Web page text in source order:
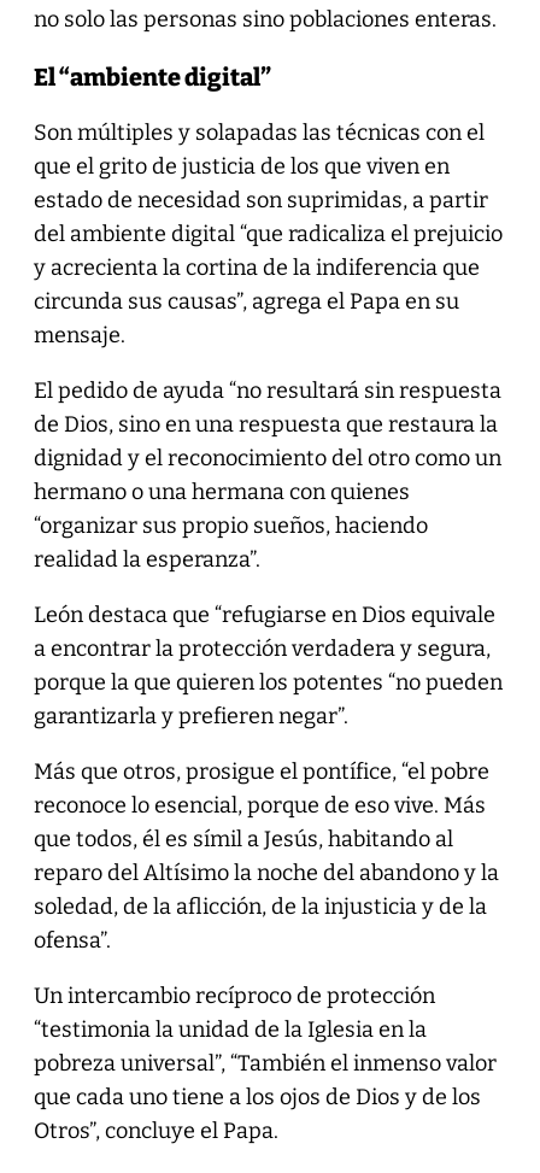
no solo las personas sino poblaciones enteras.
El “ambiente digital”
Son múltiples y solapadas las técnicas con el
que el grito de justicia de los que viven en
estado de necesidad son suprimidas, a partir
del ambiente digital “que radicaliza el prejuicio
y acrecienta la cortina de la indiferencia que
circunda sus causas”, agrega el Papa en su
mensaje.
El pedido de ayuda “no resultará sin respuesta
de Dios, sino en una respuesta que restaura la
dignidad y el reconocimiento del otro como un
hermano o una hermana con quienes
“organizar sus propio sueños, haciendo
realidad la esperanza”.
León destaca que “refugiarse en Dios equivale
a encontrar la protección verdadera y segura,
porque la que quieren los potentes “no pueden
garantizarla y prefieren negar”.
Más que otros, prosigue el pontífice, “el pobre
reconoce lo esencial, porque de eso vive. Más
que todos, él es símil a Jesús, habitando al
reparo del Altísimo la noche del abandono y la
soledad, de la aflicción, de la injusticia y de la
ofensa”.
Un intercambio recíproco de protección
“testimonia la unidad de la Iglesia en la
pobreza universal”, “También el inmenso valor
que cada uno tiene a los ojos de Dios y de los
Otros”, concluye el Papa.